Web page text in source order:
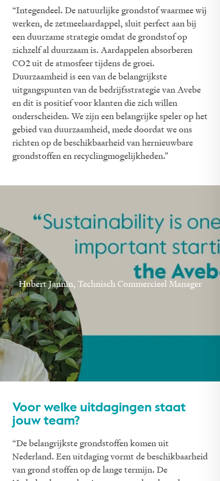
“Integendeel. De natuurlijke grondstof waarmee wij
werken, de zetmeelaardappel, sluit perfect aan bij
een duurzame strategie omdat de grondstof op
zichzelf al duurzaam is. Aardappelen absorberen
CO2 uit de atmosfeer tijdens de groei.
Duurzaamheid is een van de belangrijkste
uitgangspunten van de bedrijfsstrategie van Avebe
en dit is positief voor klanten die zich willen
onderscheiden. We zijn een belangrijke speler op het
gebied van duurzaamheid, mede doordat we ons
richten op de beschikbaarheid van hernieuwbare
grondstoffen en recyclingmogelijkheden.”
Hubert Jannin, Technisch Commercieel Manager
Voor welke uitdagingen staat
jouw team?
“De belangrijkste grondstoffen komen uit
Nederland. Een uitdaging vormt de beschikbaarheid
van grond stoffen op de lange termijn. De